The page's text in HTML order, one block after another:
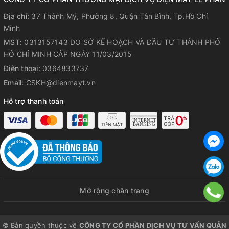
VẬN HÀNH ÊM ÁI, ĐỘ ỒN CHỈ 37 DB – MÁT MẺ MÀ VẪN YÊN
TĨNH
Máy vận hành êm gần như không phát ra tiếng ồn, lý tưởng
cho các không gian cần sự yên tĩnh như sảnh khách sạn,
cách âm tốt và công nghệ vận hành ổn định, máy vẫn đảm
bảo hiệu suất cao mà không làm ảnh hưởng đến trải nghiệm
của khách hàng.
Địa chỉ: 37 Thành Mỹ, Phường 8, Quận Tân Bình, Tp.Hồ Chí
Minh
MST: 0313157143 DO SỞ KẾ HOẠCH VÀ ĐẦU TƯ THÀNH PHỐ
HỒ CHÍ MINH CẤP NGÀY 11/03/2015
Điện thoại: 0364833737
Email: CSKH@dienmayt.vn
Hỗ trợ thanh toán
Mở rộng chân trang
© Bản quyền thuộc về CÔNG TY CỔ PHẦN DỊCH VỤ TƯ VẤN QUẢN